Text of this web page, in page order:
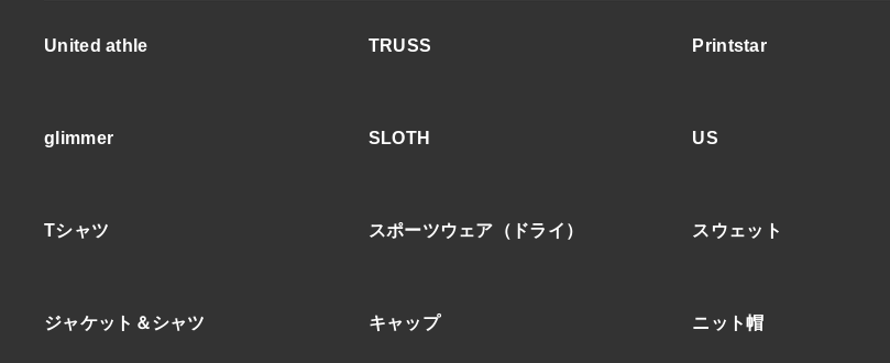
United athle TRUSS Printstar
glimmer SLOTH US
Tシャツ スポーツウェア（ドライ） スウェット
ジャケット＆シャツ キャップ ニット帽